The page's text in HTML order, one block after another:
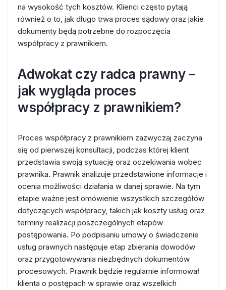
na wysokość tych kosztów. Klienci często pytają
również o to, jak długo trwa proces sądowy oraz jakie
dokumenty będą potrzebne do rozpoczęcia
współpracy z prawnikiem.
Adwokat czy radca prawny –
jak wygląda proces
współpracy z prawnikiem?
Proces współpracy z prawnikiem zazwyczaj zaczyna
się od pierwszej konsultacji, podczas której klient
przedstawia swoją sytuację oraz oczekiwania wobec
prawnika. Prawnik analizuje przedstawione informacje i
ocenia możliwości działania w danej sprawie. Na tym
etapie ważne jest omówienie wszystkich szczegółów
dotyczących współpracy, takich jak koszty usług oraz
terminy realizacji poszczególnych etapów
postępowania. Po podpisaniu umowy o świadczenie
usług prawnych następuje etap zbierania dowodów
oraz przygotowywania niezbędnych dokumentów
procesowych. Prawnik będzie regularnie informował
klienta o postępach w sprawie oraz wszelkich